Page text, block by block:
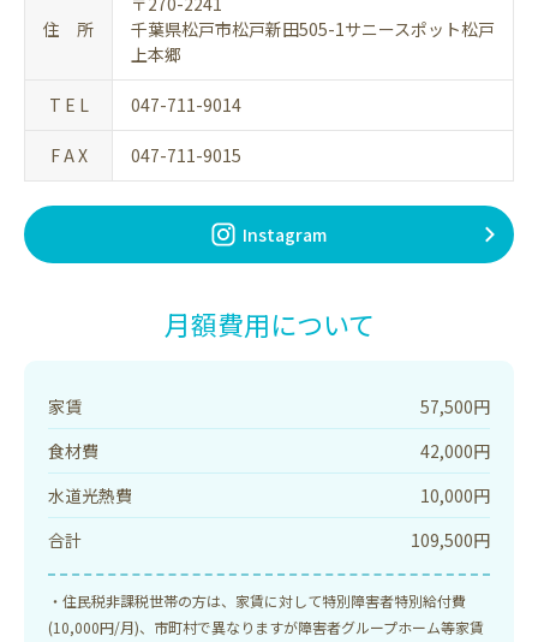
住 所
千葉県松戸市松戸新田505-1サニースポット松戸
上本郷
T E L 047-711-9014
F A X 047-711-9015
Instagram
月額費用について
家賃
57,500円
食材費
42,000円
水道光熱費
10,000円
合計
109,500円
・住民税非課税世帯の方は、家賃に対して特別障害者特別給付費
(10,000円/月)、市町村で異なりますが障害者グループホーム等家賃